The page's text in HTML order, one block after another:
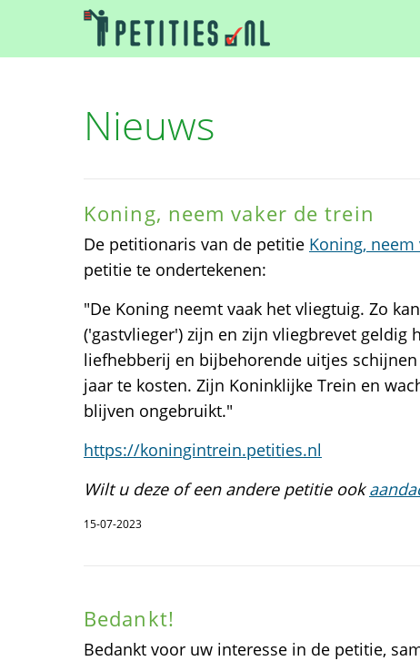
Nieuws
Koning, neem vaker de trein
De petitionaris van de petitie Koning,
petitie te ondertekenen:
"De Koning neemt vaak het vliegtuig. Zo
('gastvlieger') zijn en zijn vliegbrevet geldig
liefhebberij en bijbehorende uitjes
jaar te kosten. Zijn Koninklijke Trein en
blijven ongebruikt."
https://koningintrein.petities.nl
Wilt u deze of een andere petitie ook
15-07-2023
Bedankt!
Bedankt voor uw interesse in de petitie,